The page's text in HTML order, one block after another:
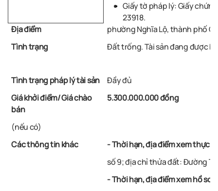
Giấy tờ pháp lý: Giấy
23918.
Địa điểm
phường Nghĩa Lộ, thành phố
Tình trạng
Đất trống. Tài sản đang được
Tình trạng pháp lý tài sản
Đầy đủ
Giá khởi điểm/ Giá chào
bán
(nếu có)
5.300.000.000 đồng
Các thông tin khác
- Thời hạn, địa điểm xem thực
số 9; địa chỉ thửa đất: Đường
- Thời hạn, địa điểm xem hồ